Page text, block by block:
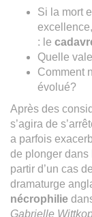
Si la mort
: le
Quelle
Comment
évolué?
Après des
s’agira de
a parfois
de plonger dans
partir d’un cas de
dramaturge
nécrophilie
Gabrielle